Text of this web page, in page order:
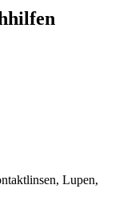
Lupen,